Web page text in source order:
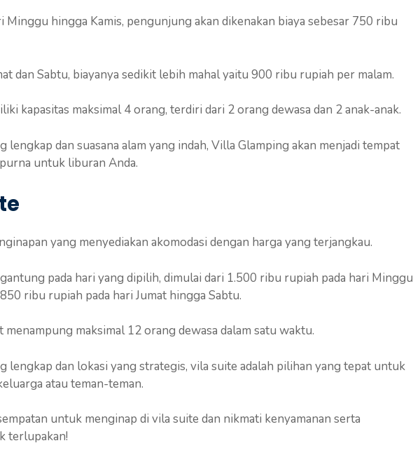
Minggu hingga Kamis, pengunjung akan dikenakan biaya sebesar 750 ribu
dan Sabtu, biayanya sedikit lebih mahal yaitu 900 ribu rupiah per malam.
kapasitas maksimal 4 orang, terdiri dari 2 orang dewasa dan 2 anak-anak.
lengkap dan suasana alam yang indah, Villa Glamping akan menjadi tempat
untuk liburan Anda.
yang menyediakan akomodasi dengan harga yang terjangkau.
pada hari yang dipilih, dimulai dari 1.500 ribu rupiah pada hari Minggu
ribu rupiah pada hari Jumat hingga Sabtu.
menampung maksimal 12 orang dewasa dalam satu waktu.
lengkap dan lokasi yang strategis, vila suite adalah pilihan yang tepat untuk
atau teman-teman.
untuk menginap di vila suite dan nikmati kenyamanan serta
terlupakan!